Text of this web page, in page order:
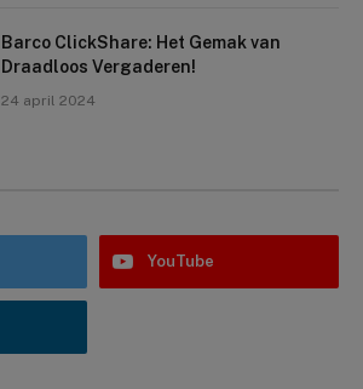
Barco ClickShare: Het Gemak van
Draadloos Vergaderen!
24 april 2024
YouTube